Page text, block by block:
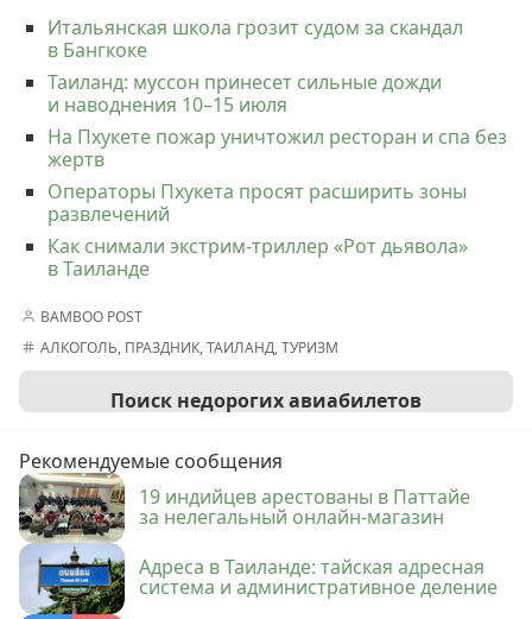
Итальянская школа грозит судом за скандал
в Бангкоке
Таиланд: муссон принесет сильные дожди
и наводнения 10–15 июля
На Пхукете пожар уничтожил ресторан и спа без
жертв
Операторы Пхукета просят расширить зоны
развлечений
Как снимали экстрим-триллер «Рот дьявола»
в Таиланде
BAMBOO POST
АЛКОГОЛЬ, ПРАЗДНИК,ТАИЛАНД,ТУРИЗМ
Поиск недорогих авиабилетов
Рекомендуемые сообщения
19 индийцев арестованы в Паттайе
за нелегальный онлайн-магазин
Адреса в Таиланде: тайская адресная
система и административное деление